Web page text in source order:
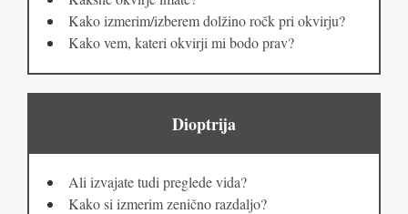
Kako izmerim/izberem dolžino ročk pri okvirju?
Kako vem, kateri okvirji mi bodo prav?
Dioptrija
Ali izvajate tudi preglede vida?
Kako si izmerim zenično razdaljo?